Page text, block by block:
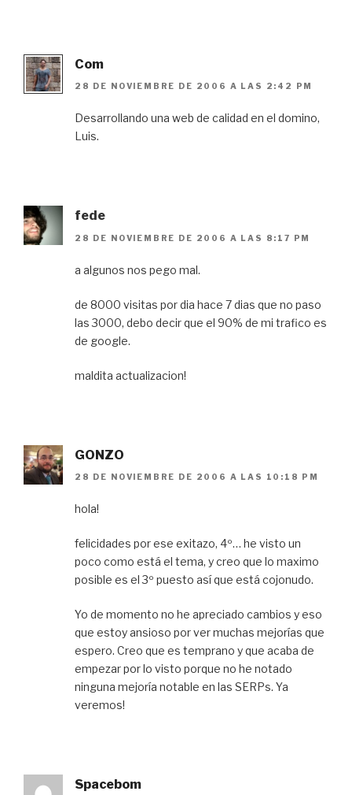
Com
28 DE NOVIEMBRE DE 2006 A LAS 2:42 PM
Desarrollando una web de calidad en el domino,
Luis.
fede
28 DE NOVIEMBRE DE 2006 A LAS 8:17 PM
a algunos nos pego mal.
de 8000 visitas por dia hace 7 dias que no paso
las 3000, debo decir que el 90% de mi trafico es
de google.
maldita actualizacion!
GONZO
28 DE NOVIEMBRE DE 2006 A LAS 10:18 PM
hola!
felicidades por ese exitazo, 4º… he visto un
poco como está el tema, y creo que lo maximo
posible es el 3º puesto así que está cojonudo.
Yo de momento no he apreciado cambios y eso
que estoy ansioso por ver muchas mejorías que
espero. Creo que es temprano y que acaba de
empezar por lo visto porque no he notado
ninguna mejoría notable en las SERPs. Ya
veremos!
Spacebom